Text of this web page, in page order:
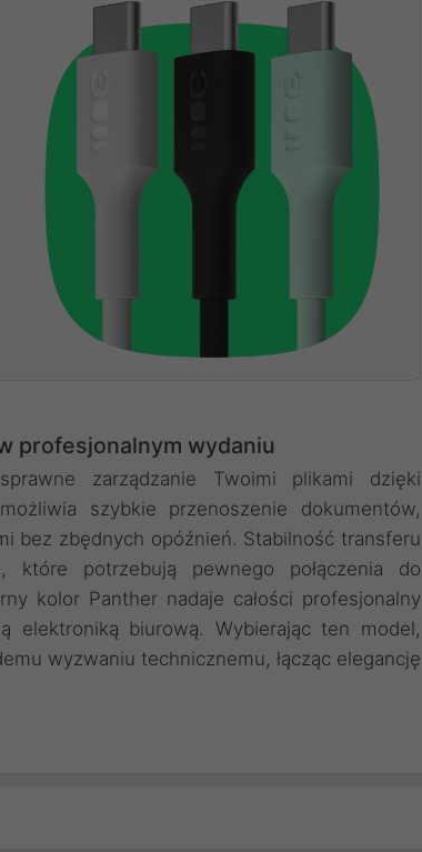
profesjonalnym wydaniu
zarządzanie Twoimi plikami dzięki
szybkie przenoszenie dokumentów,
bez zbędnych opóźnień. Stabilność transferu
potrzebują pewnego połączenia do
kolor Panther nadaje całości profesjonalny
elektroniką biurową. Wybierając ten model,
wyzwaniu technicznemu, łącząc elegancję